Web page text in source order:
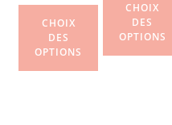
CHOIX
DES
OPTIONS
CHOIX
DES
OPTIONS